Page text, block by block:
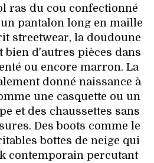
ras du cou confectionné
pantalon long en maille
streetwear, la doudoune
bien d'autres pièces dans
ou encore marron. La
donné naissance à
une casquette ou un
et des chaussettes sans
Des boots comme le
bottes de neige qui
contemporain percutant